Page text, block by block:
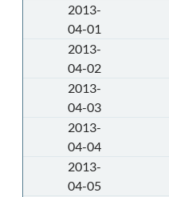
2013-
04-01
2013-
04-02
2013-
04-03
2013-
04-04
2013-
04-05